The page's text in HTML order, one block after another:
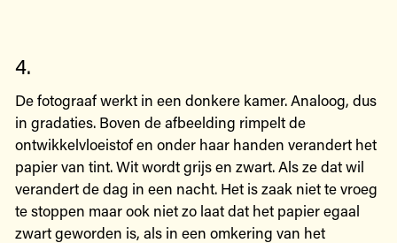
4.
De fotograaf werkt in een donkere kamer. Analoog, dus
in gradaties. Boven de afbeelding rimpelt de
ontwikkelvloeistof en onder haar handen verandert het
papier van tint. Wit wordt grijs en zwart. Als ze dat wil
verandert de dag in een nacht. Het is zaak niet te vroeg
te stoppen maar ook niet zo laat dat het papier egaal
zwart geworden is, als in een omkering van het